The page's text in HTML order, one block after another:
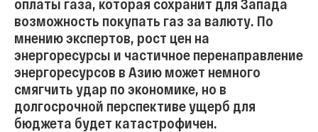
оплаты газа, которая сохранит для Запада
возможность покупать газ за валюту. По
мнению экспертов, рост цен на
энергоресурсы и частичное перенаправление
энергоресурсов в Азию может немного
смягчить удар по экономике, но в
долгосрочной перспективе ущерб для
бюджета будет катастрофичен.